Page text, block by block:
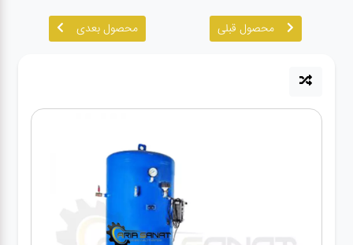
آپاراتی
محصول قبلی محصول بعدی